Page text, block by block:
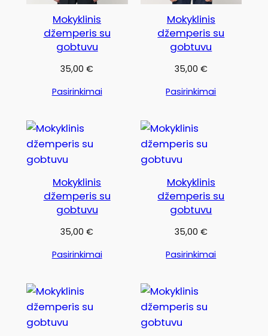
Mokyklinis
džemperis su
gobtuvu
35,00€
Pasirinkimai
Mokyklinis
džemperis su
gobtuvu
35,00 €
Pasirinkimai
Mokyklinis
džemperis su
gobtuvu
35,00€
Pasirinkimai
Mokyklinis
džemperis su
gobtuvu
35,00 €
Pasirinkimai